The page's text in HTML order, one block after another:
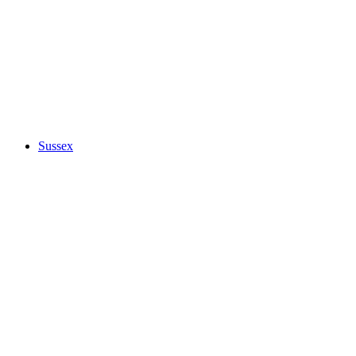
Sussex